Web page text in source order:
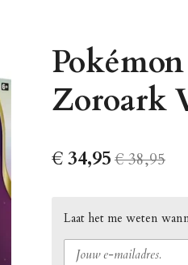
Zoroark
€ 34,95€ 38,95
Laat het me weten